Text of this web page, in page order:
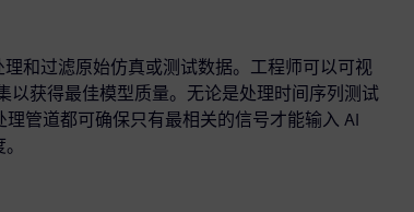
和过滤原始仿真或测试数据。工程师可以可视
以获得最佳模型质量。无论是处理时间序列测试
管道都可确保只有最相关的信号才能输入 AI